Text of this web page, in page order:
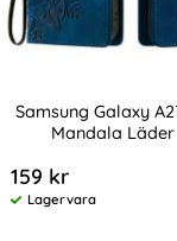
Samsung Galaxy
Mandala Läder
159 kr
Tillgänglighet:
Lagervara
Samsung Galaxy